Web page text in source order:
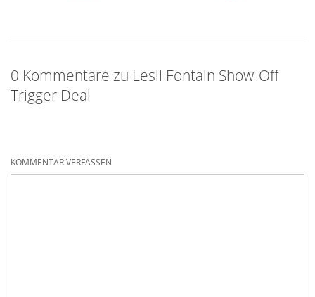
0 Kommentare zu Lesli Fontain Show-Off
Trigger Deal
KOMMENTAR VERFASSEN